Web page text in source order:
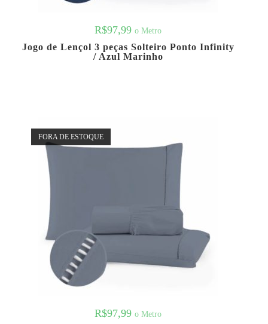
R$97,99 o Metro
Jogo de Lençol 3 peças Solteiro Ponto Infinity
/ Azul Marinho
FORA DE ESTOQUE
R$97,99 o Metro